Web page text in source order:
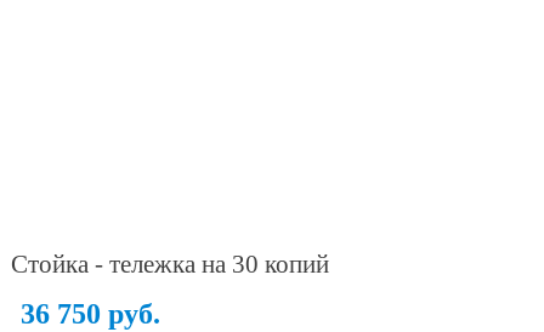
Стойка - тележка на 30 копий
36 750 руб.